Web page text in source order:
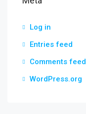
Log in
Entries feed
Comments feed
WordPress.org